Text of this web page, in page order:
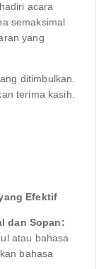
acara
semaksimal
yang
ditimbulkan.
terima kasih.
Efektif
dan Sopan:
atau bahasa
bahasa